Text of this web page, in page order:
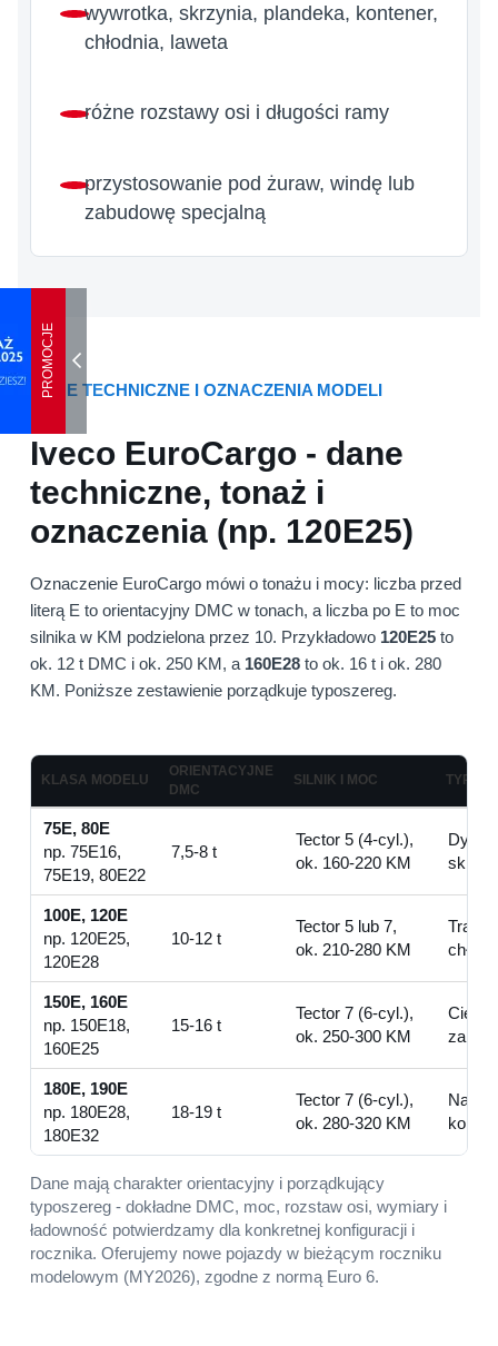
PROMOCJE
wywrotka, skrzynia, plandeka, kontener,
chłodnia, laweta
różne rozstawy osi i długości ramy
przystosowanie pod żuraw, windę lub
zabudowę specjalną
DANE TECHNICZNE I OZNACZENIA MODELI
Iveco EuroCargo - dane
techniczne, tonaż i
oznaczenia (np. 120E25)
Oznaczenie EuroCargo mówi o tonażu i mocy: liczba przed
literą E to orientacyjny DMC w tonach, a liczba po E to moc
silnika w KM podzielona przez 10. Przykładowo 120E25 to
ok. 12 t DMC i ok. 250 KM, a 160E28 to ok. 16 t i ok. 280
KM. Poniższe zestawienie porządkuje typoszereg.
KLASA MODELU
ORIENTACYJNE
DMC
SILNIK I MOC
75E, 80E
np. 75E16,
75E19, 80E22
7,5-8 t
Tector 5 (4-cyl.),
ok. 160-220 KM
100E, 120E
np. 120E25,
120E28
10-12 t
Tector 5 lub 7,
ok. 210-280 KM
150E, 160E
np. 150E18,
160E25
15-16 t
Tector 7 (6-cyl.),
ok. 250-300 KM
180E, 190E
np. 180E28,
180E32
18-19 t
Tector 7 (6-cyl.),
ok. 280-320 KM
Dane mają charakter orientacyjny i porządkujący
typoszereg - dokładne DMC, moc, rozstaw osi, wymiary i
ładowność potwierdzamy dla konkretnej konfiguracji i
rocznika. Oferujemy nowe pojazdy w bieżącym roczniku
modelowym (MY2026), zgodne z normą Euro 6.